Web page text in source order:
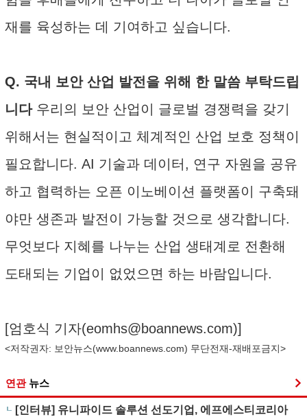
재를 육성하는 데 기여하고 싶습니다.
Q. 국내 보안 산업 발전을 위해 한 말씀 부탁드립
니다우리의 보안 산업이 글로벌 경쟁력을 갖기
위해서는 현실적이고 체계적인 산업 보호 정책이
필요합니다. AI 기술과 데이터, 연구 자원을 공유
하고 협력하는 오픈 이노베이션 플랫폼이 구축돼
야만 생존과 발전이 가능할 것으로 생각합니다.
무엇보다 지혜를 나누는 산업 생태계로 전환해
도태되는 기업이 없었으면 하는 바람입니다.
[엄호식 기자(eomhs@boannews.com)]
<저작권자: 보안뉴스(www.boannews.com) 무단전재-재배포금지>
연관 뉴스
[인터뷰] 유니파이드 솔루션 선도기업, 에프에스티코리아